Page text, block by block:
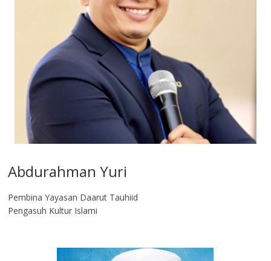
Abdurahman Yuri
Pembina Yayasan Daarut Tauhiid
Pengasuh Kultur Islami